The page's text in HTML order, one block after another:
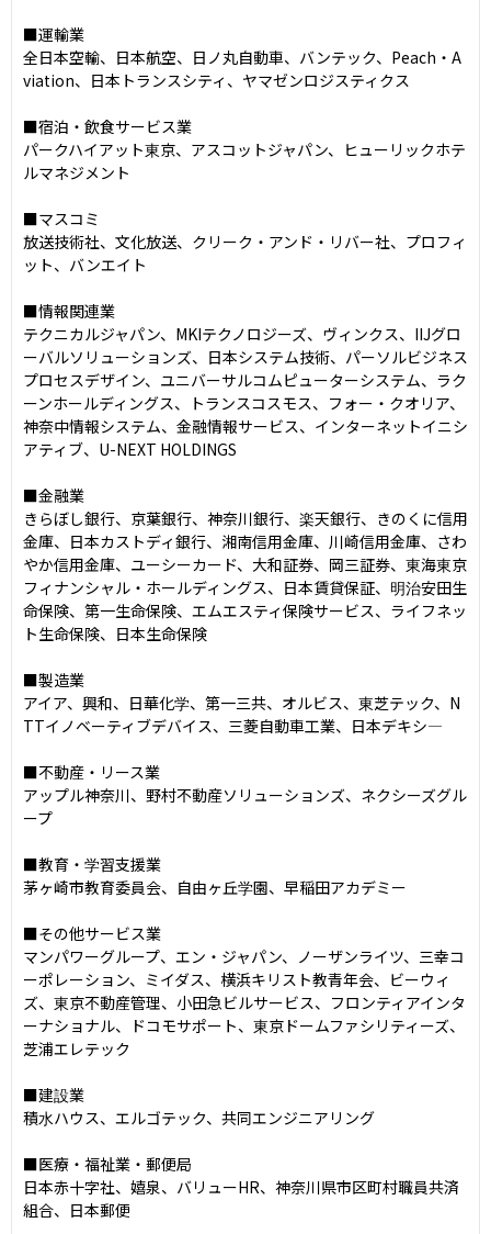
■運輸業
全日本空輸、日本航空、日ノ丸自動車、バンテック、Peach・A
viation、日本トランスシティ、ヤマゼンロジスティクス
■宿泊・飲食サービス業
パークハイアット東京、アスコットジャパン、ヒューリックホテ
ルマネジメント
■マスコミ
放送技術社、文化放送、クリーク・アンド・リバー社、プロフィ
ット、バンエイト
■情報関連業
テクニカルジャパン、MKIテクノロジーズ、ヴィンクス、IIJグロ
ーバルソリューションズ、日本システム技術、パーソルビジネス
プロセスデザイン、ユニバーサルコムピューターシステム、ラク
ーンホールディングス、トランスコスモス、フォー・クオリア、
神奈中情報システム、金融情報サービス、インターネットイニシ
アティブ、U-NEXT HOLDINGS
■金融業
きらぼし銀行、京葉銀行、神奈川銀行、楽天銀行、きのくに信用
金庫、日本カストディ銀行、湘南信用金庫、川崎信用金庫、さわ
やか信用金庫、ユーシーカード、大和証券、岡三証券、東海東京
フィナンシャル・ホールディングス、日本賃貸保証、明治安田生
命保険、第一生命保険、エムエスティ保険サービス、ライフネッ
ト生命保険、日本生命保険
■製造業
アイア、興和、日華化学、第一三共、オルビス、東芝テック、N
TTイノベーティブデバイス、三菱自動車工業、日本デキシ―
■不動産・リース業
アップル神奈川、野村不動産ソリューションズ、ネクシーズグル
ープ
■教育・学習支援業
茅ヶ崎市教育委員会、自由ヶ丘学園、早稲田アカデミー
■その他サービス業
マンパワーグループ、エン・ジャパン、ノーザンライツ、三幸コ
ーポレーション、ミイダス、横浜キリスト教青年会、ビーウィ
ズ、東京不動産管理、小田急ビルサービス、フロンティアインタ
ーナショナル、ドコモサポート、東京ドームファシリティーズ、
芝浦エレテック
■建設業
積水ハウス、エルゴテック、共同エンジニアリング
■医療・福祉業・郵便局
日本赤十字社、嬉泉、バリューHR、神奈川県市区町村職員共済
組合、日本郵便